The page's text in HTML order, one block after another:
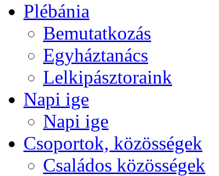
Plébánia
Bemutatkozás
Egyháztanács
Lelkipásztoraink
Napi ige
Napi ige
Csoportok, közösségek
Családos közösségek